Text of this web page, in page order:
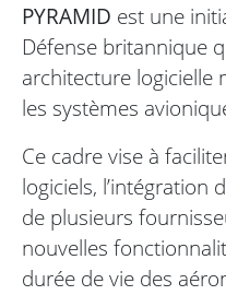
PYRAMID est une
Défense britannique
architecture
les systèmes
Ce cadre vise à
logiciels,
de plusieurs
nouvelles
durée de vie des